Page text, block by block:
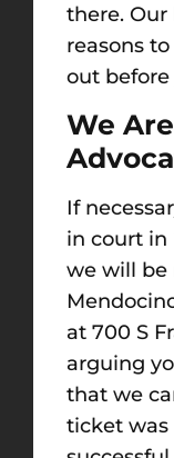
there.
reasons
out before
We
If
in court in
we will be
at 700 S
arguing
that we
ticket was